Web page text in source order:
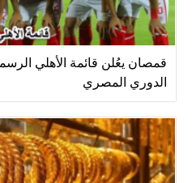
قمصان يعُلن قائمة الأهلي
الدوري المصري